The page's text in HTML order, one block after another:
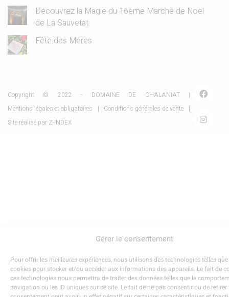
Gérer le consentement
Pour offrir les meilleures expériences, nous utilisons des technologies telles
cookies pour stocker et/ou accéder aux informations des appareils. Le fait de
ces technologies nous permettra de traiter des données telles que le
navigation ou les ID uniques sur ce site. Le fait de ne pas consentir ou de retirer
Découvrez la Magie du 16ème Marché de Noël
de La Sauvetat
Fête des Mères
Copyright © 2022 - DOMAINE DE CHALANIAT |
Mentions légales et obligatoires | Conditions générales de vente |
Site réalisé par Z-INDEX